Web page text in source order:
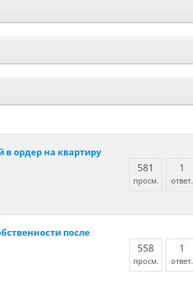
ордер на квартиру
581
просм.
1
ответ.
после
558
просм.
1
ответ.